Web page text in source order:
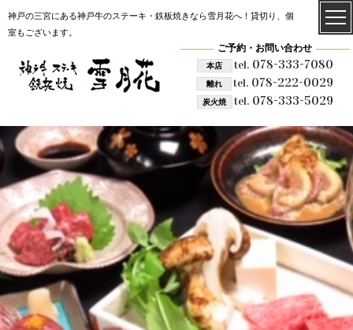
神戸の三宮にある神戸牛のステーキ・鉄板焼きなら雪月花へ！貸切り、個
室もございます。
ご予約・お問い合わせ
本店 tel.078-333-7080
離れ tel. 078-222-0029
炭火焼 tel.078-333-5029
雪月花 炭火焼